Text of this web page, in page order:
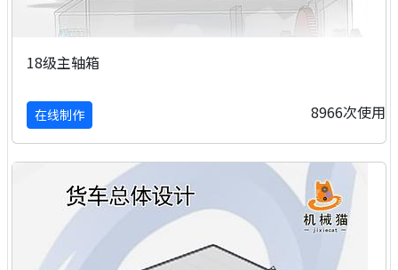
18级主轴箱
在线制作 8966次使用